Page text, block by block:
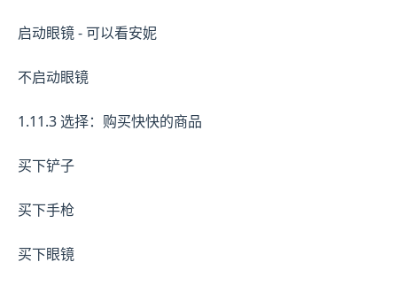
启动眼镜 - 可以看安妮
不启动眼镜
1.11.3 选择：购买快快的商品
买下铲子
买下手枪
买下眼镜